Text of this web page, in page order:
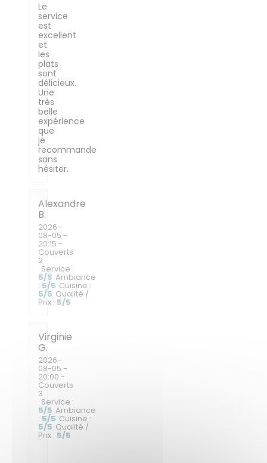
Le
service
est
excellent
et
les
plats
sont
délicieux.
Une
très
belle
expérience
que
je
recommande
sans
hésiter.
Alexandre
B
2026-
08-05 -
20:15 -
Couverts
2
Service :
5/5 Ambiance
: 5/5 Cuisine :
5/5 Qualité /
Prix : 5/5
Virginie
G
2026-
08-05 -
20:00 -
Couverts
3
Service :
5/5 Ambiance
: 5/5 Cuisine :
5/5 Qualité /
Prix : 5/5